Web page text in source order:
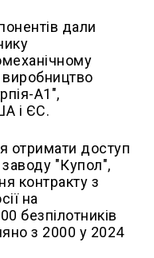
дали
А1",
і ЄС.
отримати доступ
заводу "Купол",
контракту з
на
безпілотників
з 2000 у 2024